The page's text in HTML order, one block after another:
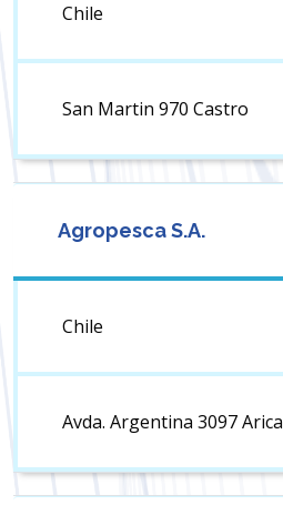
Chile
San Martin 970 Castro
Agropesca S.A.
Chile
Avda. Argentina 3097 Arica